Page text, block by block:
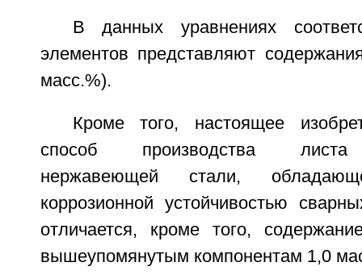
В данных уравнениях
элементов представляют
масс.%).
Кроме того, настоящее
способ производства листа
нержавеющей стали,
коррозионной устойчивостью
отличается, кроме того,
вышеупомянутым компонентам 1,0